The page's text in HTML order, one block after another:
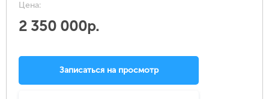
Цена:
2 350 000р.
Записаться на просмотр